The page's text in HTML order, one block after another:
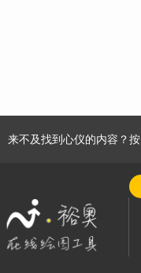
来不及找到心仪的内容？按